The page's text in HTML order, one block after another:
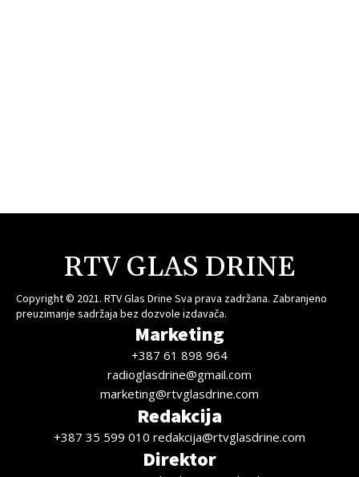
RTV GLAS DRINE
Copyright © 2021. RTV Glas Drine Sva prava zadržana. Zabranjeno
preuzimanje sadržaja bez dozvole izdavača.
Marketing
+387 61 898 964
radioglasdrine@gmail.com
marketing@rtvglasdrine.com
Redakcija
+387 35 599 010 redakcija@rtvglasdrine.com
Direktor